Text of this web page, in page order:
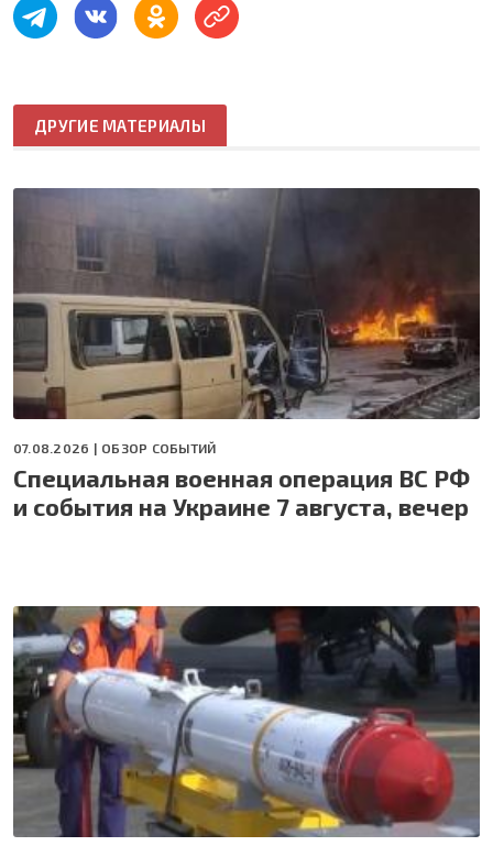
ДРУГИЕ МАТЕРИАЛЫ
07.08.2026 | ОБЗОР СОБЫТИЙ
Специальная военная операция ВС РФ
и события на Украине 7 августа, вечер